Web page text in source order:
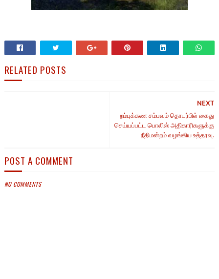
RELATED POSTS
NEXT
றம்புக்கண சம்பவம் தொடர்பில் கைது
செய்யப்பட்ட பொலிஸ் அதிகாரிகளுக்கு
நீதிமன்றம் வழங்கிய உத்தரவு.
POST A COMMENT
NO COMMENTS